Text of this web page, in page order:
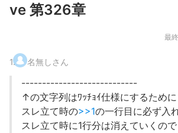
ve 第326章
最
1. 名無しさん
----------------------------
↑の文字列はﾜｯﾁｮｲ仕様にするために
スレ立て時の>>1の一行目に必ず入
スレ立て時に1行分は消えていくので